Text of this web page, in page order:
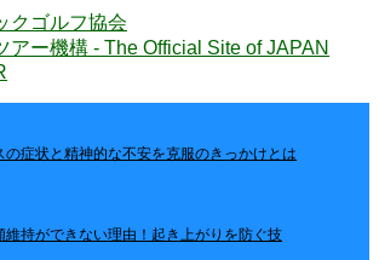
クゴルフ協会
アー機構 - The Official Site of JAPAN
の症状と精神的な不安を克服のきっかけとは
維持ができない理由！起き上がりを防ぐ技